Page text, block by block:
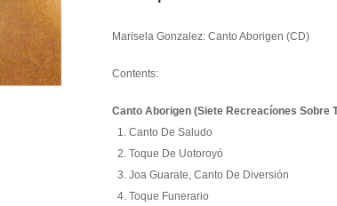
Marisela Gonzalez: Canto Aborigen (CD)
Contents:
Canto Aborigen (Siete Recreacíones Sobre
1. Canto De Saludo
2. Toque De Uotoroyó
3. Joa Guarate, Canto De Diversión
4. Toque Funerario